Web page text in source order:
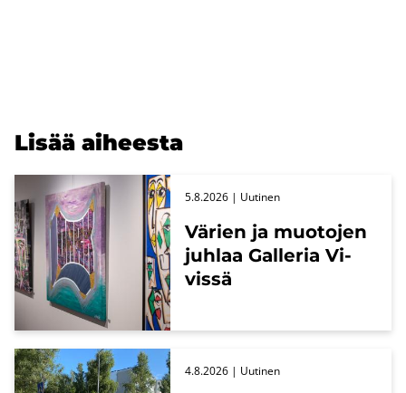
Lisää ai­hees­ta
Vä­rien ja muo­to­jen
juh­laa Gal­le­ria Vi­
vis­sä
5.8.2026 | Uu­ti­nen
4.8.2026 | Uu­ti­nen